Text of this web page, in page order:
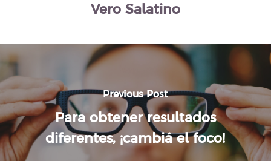
Vero Salatino
Previous Post
Para obtener resultados
diferentes, ¡cambiá el foco!